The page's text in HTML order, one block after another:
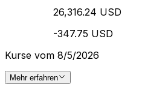
26,316.24 USD
-347.75 USD
Kurse vom 8/5/2026
Mehr erfahren